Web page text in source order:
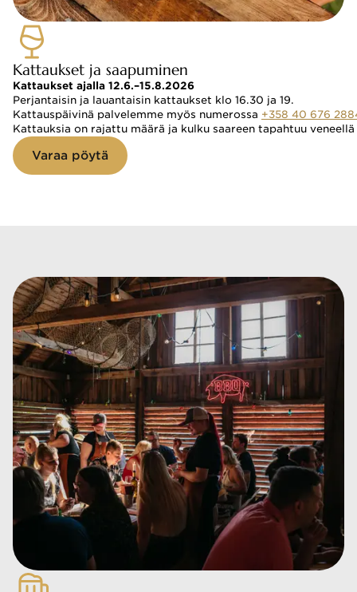
Kattaukset ja saapuminen
Kattaukset ajalla 12.6.–15.8.2026
Perjantaisin ja lauantaisin kattaukset klo 16.30 ja 19.
Kattauspäivinä palvelemme myös numerossa +358 40 676
Kattauksia on rajattu määrä ja kulku saareen tapahtuu
Varaa pöytä